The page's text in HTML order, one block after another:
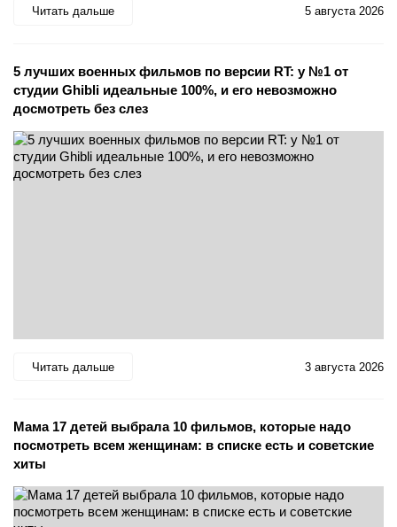
Читать дальше 5 августа 2026
5 лучших военных фильмов по версии RT: у №1 от
студии Ghibli идеальные 100%, и его невозможно
досмотреть без слез
Читать дальше 3 августа 2026
Мама 17 детей выбрала 10 фильмов, которые надо
посмотреть всем женщинам: в списке есть и советские
хиты